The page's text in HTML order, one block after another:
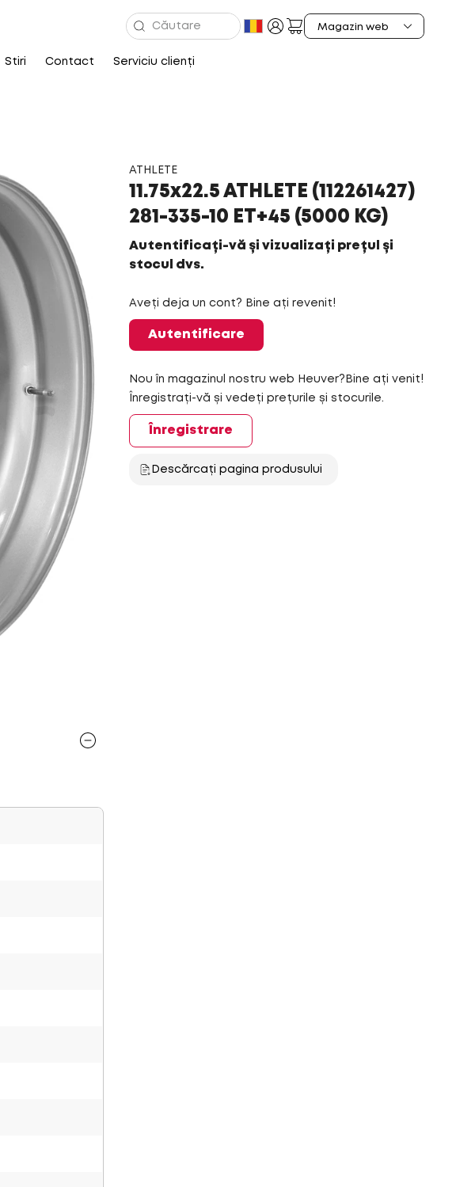
Stiri Contact Serviciu clienți
ATHLETE
11.75x22.5 ATHLETE (112261427)
281-335-10 ET+45 (5000 KG)
Autentificați-vă și vizualizați prețul și
stocul dvs.
Aveți deja un cont? Bine ați revenit!
Autentificare
Nou în magazinul nostru web Heuver?Bine ați venit!
Înregistrați-vă și vedeți prețurile și stocurile.
Înregistrare
Descărcați pagina produsului